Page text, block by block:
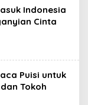
Indonesia
Cinta
Puisi untuk
Tokoh